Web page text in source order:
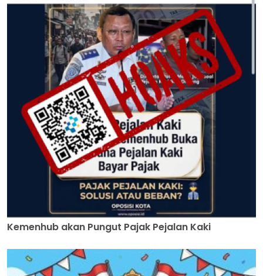
Kemenhub akan Pungut Pajak Pejalan Kaki